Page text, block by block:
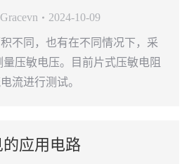
Gracevn 2024-10-09
不同，也有在不同情况下，采
量压敏电压。目前片式压敏电阻
流进行测试。
应用电路